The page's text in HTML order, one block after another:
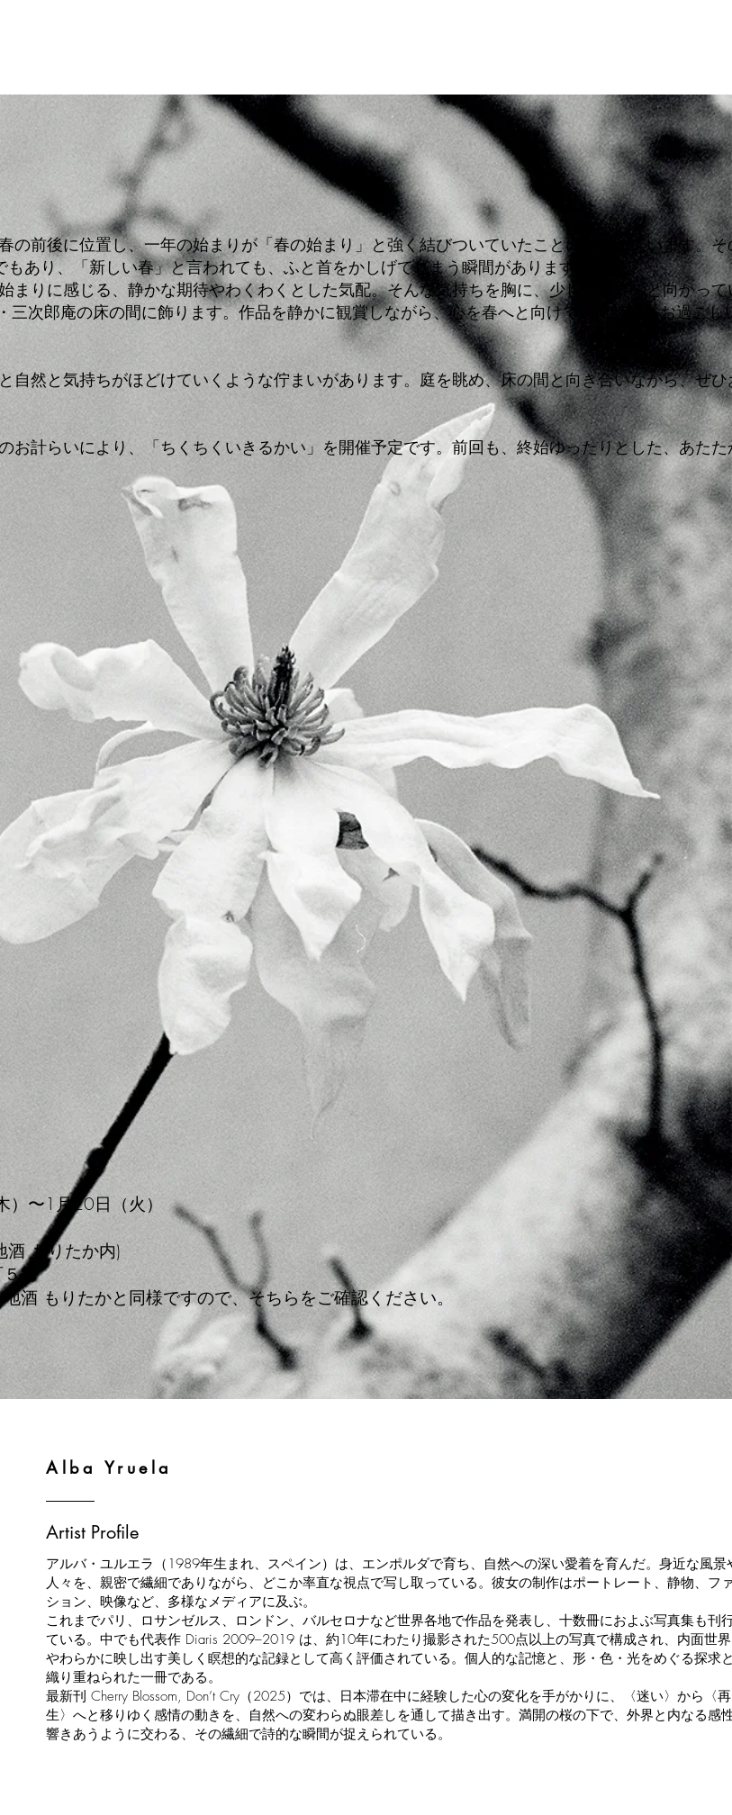
前後に位置し、一年の始まりが「春の始まり」と強く結びついていたことに由来しています。
あり、「新しい春」と言われても、ふと首をかしげてしまう瞬間があります。
りに感じる、静かな期待やわくわくとした気配。そんな気持ちを胸に、少しずつ春へと向かっ
次郎庵の床の間に飾ります。作品を静かに観賞しながら、心を春へと向けていく時間をお過ごし
然と気持ちがほどけていくような佇まいがあります。庭を眺め、床の間と向き合いながら、ぜ
お計らいにより、「ちくちくいきるかい」を開催予定です。前回も、終始ゆったりとした、あた
）〜1月20日（火）
酒 もりたか内)
１
酒 もりたかと同様ですので、そちらをご確認ください。
Alba Yruela
Artist Profile
アルバ・ユルエラ（1989年生まれ、スペイン）は、エンポルダで育ち、自然への深い愛着を育んだ。身近な風景
人々を、親密で繊細でありながら、どこか率直な視点で写し取っている。彼女の制作はポートレート、静物、フ
ション、映像など、多様なメディアに及ぶ。
これまでパリ、ロサンゼルス、ロンドン、バルセロナなど世界各地で作品を発表し、十数冊におよぶ写真集も刊
ている。中でも代表作 Diaris 2009–2019 は、約10年にわたり撮影された500点以上の写真で構成され、内面世
やわらかに映し出す美しく瞑想的な記録として高く評価されている。個人的な記憶と、形・色・光をめぐる探求
織り重ねられた一冊である。
最新刊 Cherry Blossom, Don’t Cry（2025）では、日本滞在中に経験した心の変化を手がかりに、〈迷い〉から〈再
生〉へと移りゆく感情の動きを、自然への変わらぬ眼差しを通して描き出す。満開の桜の下で、外界と内なる感
響きあうように交わる、その繊細で詩的な瞬間が捉えられている。